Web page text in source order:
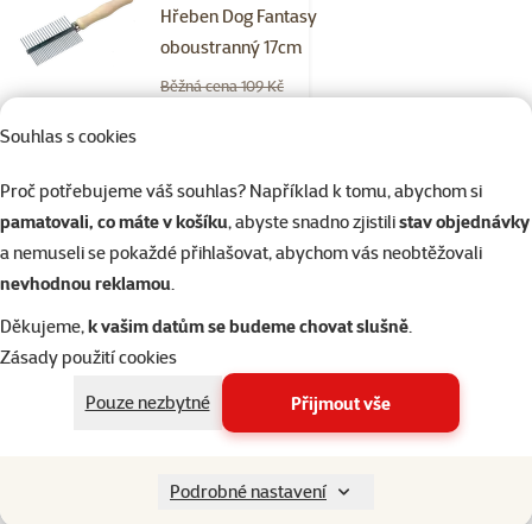
Souhlas s cookies
Proč potřebujeme váš souhlas? Například k tomu, abychom si
pamatovali, co máte v košíku, abyste snadno zjistilistav objednávky
a nemuseli se pokaždé přihlašovat, abychom vás neobtěžovali
nevhodnou reklamou.
Děkujeme,k vašim datům se budeme chovat slušně.
Zásady použití cookies
Pouze nezbytné
Přijmout vše
Podrobné nastavení
Hřeben Dog Fantasy
oboustranný 17cm
Běžná cena 109 Kč
Skladem do košíku
Kartáč Dog
Fantasy
oboustranný S
Hodnocení 0%
Původní cena
119 Kč